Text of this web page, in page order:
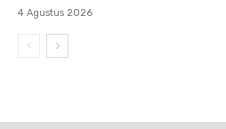
4 Agustus 2026